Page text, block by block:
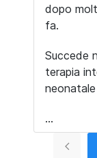
dopo
fa.
Succede
terapia
...